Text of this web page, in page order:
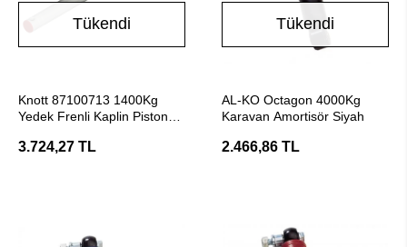
Tükendi
Knott 87100713 1400Kg
Yedek Frenli Kaplin Piston
3.724,27 TL
Tükendi
AL-KO Octagon 4000Kg
Karavan Amortisör Siyah
2.466,86 TL